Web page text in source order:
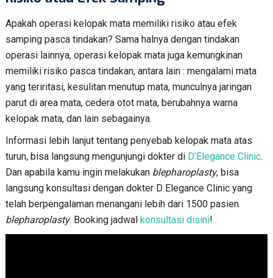
Apakah operasi kelopak mata memiliki risiko atau efek
samping pasca tindakan? Sama halnya dengan tindakan
operasi lainnya, operasi kelopak mata juga kemungkinan
memiliki risiko pasca tindakan, antara lain : mengalami mata
yang teriritasi, kesulitan menutup mata, munculnya jaringan
parut di area mata, cedera otot mata, berubahnya warna
kelopak mata, dan lain sebagainya.
Informasi lebih lanjut tentang penyebab kelopak mata atas
turun, bisa langsung mengunjungi dokter di D’Elegance Clinic.
Dan apabila kamu ingin melakukan blepharoplasty, bisa
langsung konsultasi dengan dokter D Elegance Clinic yang
telah berpengalaman menangani lebih dari 1500 pasien
blepharoplasty. Booking jadwal konsultasi disini!